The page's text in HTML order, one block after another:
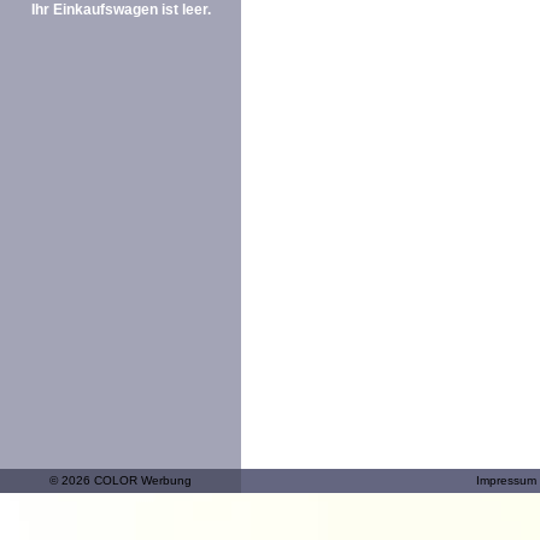
Ihr Einkaufswagen ist leer.
© 2026 COLOR Werbung Impressum